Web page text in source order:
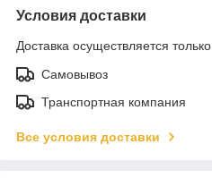
Условия доставки
Доставка осуществляется
Самовывоз
Транспортная компания
Все условия доставки